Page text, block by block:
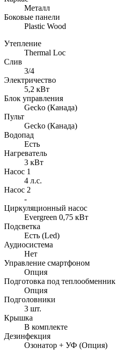
Металл
Боковые панели
Plastic Wood
Утепление
Thermal Loc
Слив
3/4
Электричество
5,2 кВт
Блок управления
Gecko (Канада)
Пульт
Gecko (Канада)
Водопад
Есть
Нагреватель
3 кВт
Насос 1
4 л.с.
Насос 2
-
Циркуляционный насос
Evergreen 0,75 кВт
Подсветка
Есть (Led)
Аудиосистема
Нет
Управление смартфоном
Опция
Подготовка под теплообменник
Опция
Подголовники
3 шт.
Крышка
В комплекте
Дезинфекция
Озонатор + УФ (Опция)